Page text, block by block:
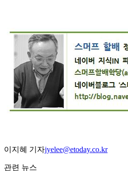
이지혜 기자jyelee@etoday.co.kr
관련 뉴스